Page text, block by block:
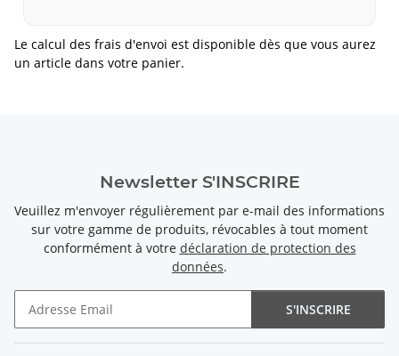
Le calcul des frais d'envoi est disponible dès que vous aurez
un article dans votre panier.
Newsletter S'INSCRIRE
Veuillez m'envoyer régulièrement par e-mail des informations
sur votre gamme de produits, révocables à tout moment
conformément à votre déclaration de protection des
données.
S'INSCRIRE